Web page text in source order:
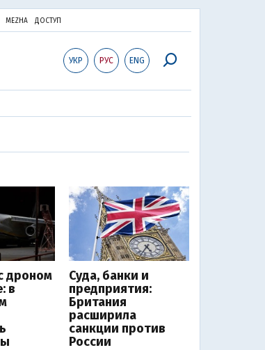
MEZHA ДОСТУП
УКР РУС ENG
дроном
в
Суда, банки и
предприятия:
Британия
расширила
санкции против
России